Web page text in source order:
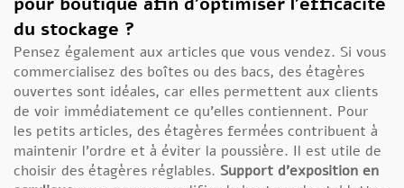
du stockage ?
Pensez également aux articles que vous vendez. Si vous
commercialisez des boîtes ou des bacs, des étagères
ouvertes sont idéales, car elles permettent aux clients
de voir immédiatement ce qu’elles contiennent. Pour
les petits articles, des étagères fermées contribuent à
maintenir l’ordre et à éviter la poussière. Il est utile de
choisir des étagères réglables. Support d'exposition en